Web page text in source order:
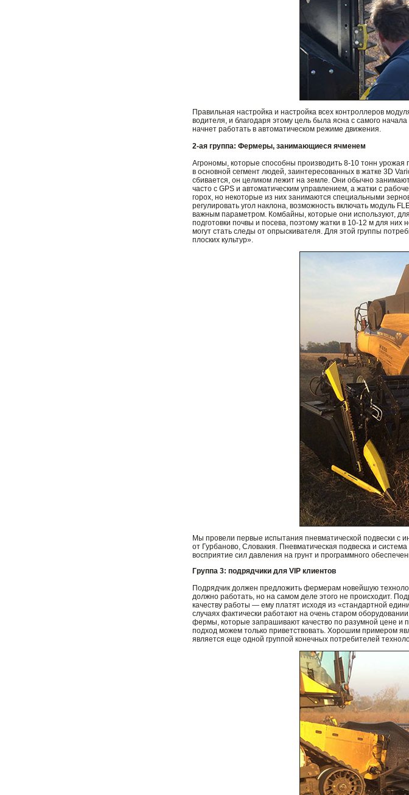
Правильная настройка и настройка всех контроллеров
водителя, и благодаря этому цель была ясна с самого
начнет работать в автоматическом режиме движения.
2-ая группа: Фермеры, занимающиеся ячменем
Агрономы, которые способны производить 8-10 тонн урожая
в основной сегмент людей, заинтересованных в жатке 3D
сбивается, он целиком лежит на земле. Они обычно
часто с GPS и автоматическим управлением, а жатки с
горох, но некоторые из них занимаются специальными
регулировать угол наклона, возможность включать модуль
важным параметром. Комбайны, которые они используют,
подготовки почвы и посева, поэтому жатки в 10-12 м для
могут стать следы от опрыскивателя. Для этой группы
плоских культур».
Мы провели первые испытания пневматической подвески с
от Гурбаново, Словакия. Пневматическая подвеска и
восприятие сил давления на грунт и программного
Группа 3: подрядчики для VIP клиентов
Подрядчик должен предложить фермерам новейшую
должно работать, но на самом деле этого не происходит.
качеству работы — ему платят исходя из «стандартной
случаях фактически работают на очень старом
фермы, которые запрашивают качество по разумной цене и
подход можем только приветствовать. Хорошим примером
является еще одной группой конечных потребителей